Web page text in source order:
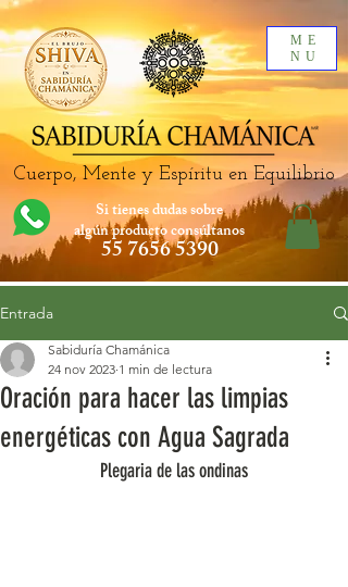
ME
NU
Cuerpo, Mente y Espíritu en Equilibrio
Si tienes dudas sobre
algún productoconsúltanos
55 7656 5390
Entrada
Oración para hacer las limpias
energéticas con Agua Sagrada
Sabiduría Chamánica
24 nov 2023 1 min de lectura
Plegaria de las ondinas